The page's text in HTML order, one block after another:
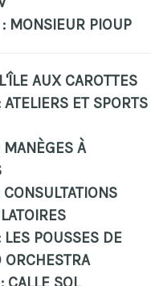
PIOUP
AUX CAROTTES
ET SPORTS
À
POUSSES DE
ORCHESTRA